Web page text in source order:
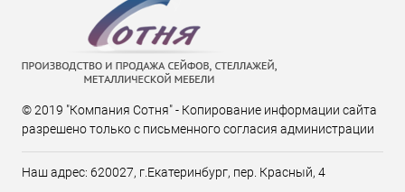
© 2019 "Компания Сотня" - Копирование информации сайта
разрешено только с письменного согласия администрации
Наш адрес: 620027, г.Екатеринбург, пер. Красный, 4